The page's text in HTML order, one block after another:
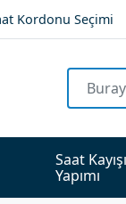
Kordonu Seçimi
Saat
Yapımı